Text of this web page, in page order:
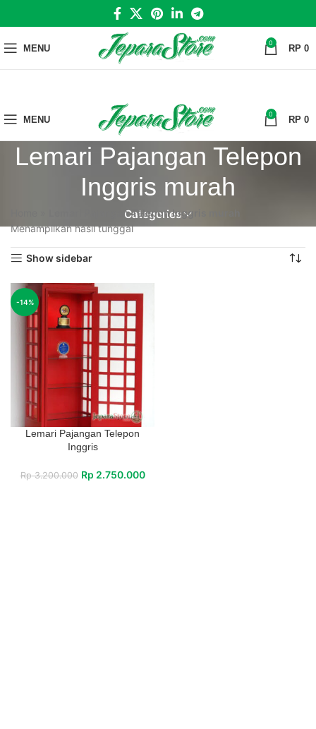
MENU 0 RP 0
MENU 0 RP 0
Lemari Pajangan Telepon
Inggris murah
Categories
Lemari Pajangan Telepon Inggris murah
Menampilkan hasil tunggal
Show sidebar
-14%
Lemari Pajangan Telepon
Inggris
Rp3.200.000 Rp 2.750.000